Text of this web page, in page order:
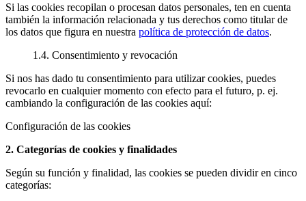
Si las cookies recopilan o procesan datos personales, ten en cuenta
también la información relacionada y tus derechos como titular de
los datos que figura en nuestra política de protección de datos.
1.4. Consentimiento y revocación
Si nos has dado tu consentimiento para utilizar cookies, puedes
revocarlo en cualquier momento con efecto para el futuro, p. ej.
cambiando la configuración de las cookies aquí:
Configuración de las cookies
2. Categorías de cookies y finalidades
Según su función y finalidad, las cookies se pueden dividir en cinco
categorías: